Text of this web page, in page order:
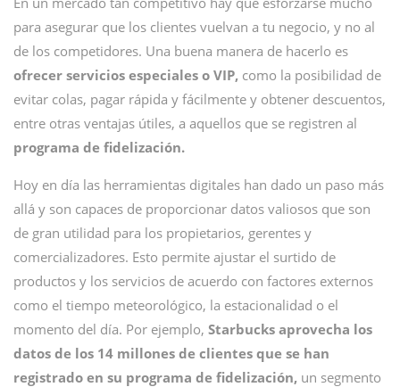
para asegurar que los clientes vuelvan a tu negocio, y no al
de los competidores. Una buena manera de hacerlo es
ofrecer servicios especiales o VIP, como la posibilidad de
evitar colas, pagar rápida y fácilmente y obtener descuentos,
entre otras ventajas útiles, a aquellos que se registren al
programa de fidelización.
Hoy en día las herramientas digitales han dado un paso más
allá y son capaces de proporcionar datos valiosos que son
de gran utilidad para los propietarios, gerentes y
comercializadores. Esto permite ajustar el surtido de
productos y los servicios de acuerdo con factores externos
como el tiempo meteorológico, la estacionalidad o el
momento del día. Por ejemplo, Starbucks aprovecha los
datos de los 14 millones de clientes que se han
registrado en su programa de fidelización, un segmento